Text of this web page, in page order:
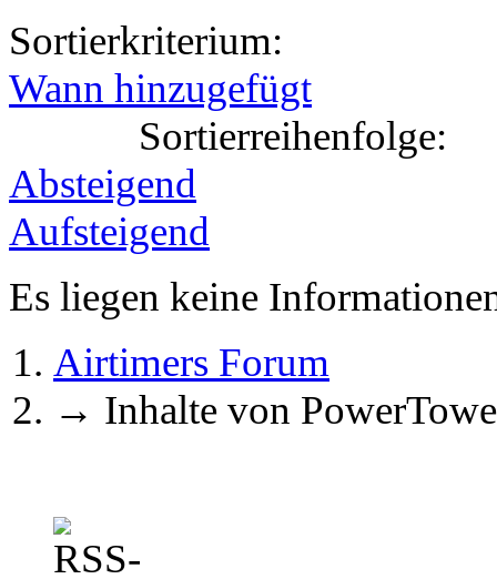
Sortierkriterium:
Wann hinzugefügt
Sortierreihenfolge:
Absteigend
Aufsteigend
Es liegen keine
Airtimers Forum
→ Inhalte von